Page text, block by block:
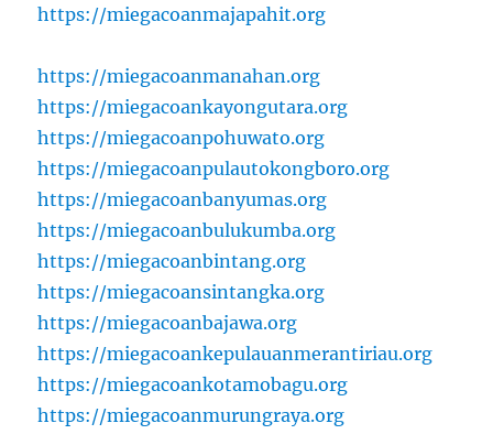
https://miegacoanmajapahit.org
https://miegacoanmanahan.org
https://miegacoankayongutara.org
https://miegacoanpohuwato.org
https://miegacoanpulautokongboro.org
https://miegacoanbanyumas.org
https://miegacoanbulukumba.org
https://miegacoanbintang.org
https://miegacoansintangka.org
https://miegacoanbajawa.org
https://miegacoankepulauanmerantiriau.org
https://miegacoankotamobagu.org
https://miegacoanmurungraya.org